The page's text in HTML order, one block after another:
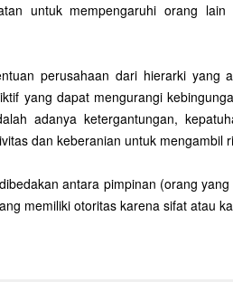
untuk mempengaruhi orang lain
perusahaan dari hierarki yang
yang dapat mengurangi
adanya ketergantungan,
dan keberanian untuk mengambil
antara pimpinan (orang
memiliki otoritas karena sifat atau